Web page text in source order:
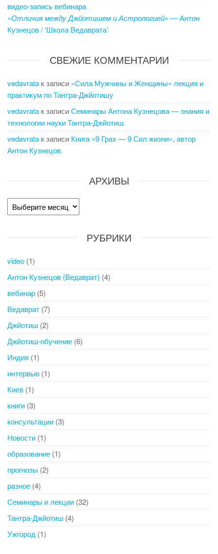
видео-запись вебинара
«Отличия между Джйотишем и Астрологией» — Антон
Кузнецов / ‘Школа Ведаврата’
СВЕЖИЕ КОММЕНТАРИИ
vedavrata к записи «Сила Мужчины и Женщины» лекция и
практикум по Тантра-Джйотишу
vedavrata к записиСеминары Антона Кузнецова — знания и
технологии науки Тантра-Джйотиш.
vedavrata к записи Книга «9 Грах — 9 Сил жизни», автор
Антон Кузнецов.
АРХИВЫ
Архивы
РУБРИКИ
video (1)
Антон Кузнецов (Ведаврат) (4)
вебинар (5)
Ведаврат (7)
Джйотиш (2)
Джйотиш-обучение (6)
Индия (1)
интервью (1)
Киев (1)
книги (3)
консультации (3)
Новости (1)
образование (1)
прогнозы (2)
разное (4)
Семинары и лекции (32)
Тантра-Джйотиш (4)
Ужгород (1)